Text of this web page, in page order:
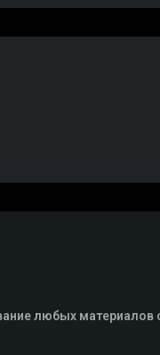
любых материалов